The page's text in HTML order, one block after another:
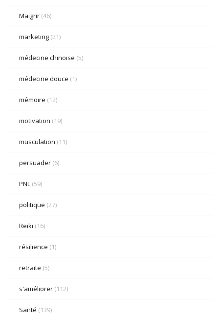
Maigrir (46)
marketing (21)
médecine chinoise (5)
médecine douce (1)
mémoire (12)
motivation (19)
musculation (11)
persuader (6)
PNL (59)
politique (27)
Reiki (16)
résilience (1)
retraite (5)
s'améliorer (112)
Santé (139)